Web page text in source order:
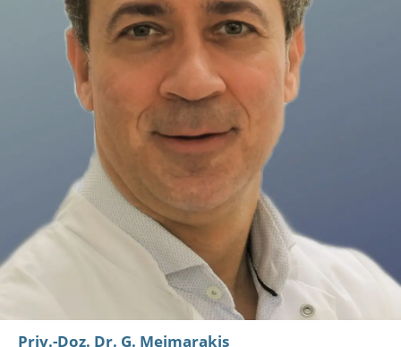
Priv.-Doz. Dr. G. Meimarakis